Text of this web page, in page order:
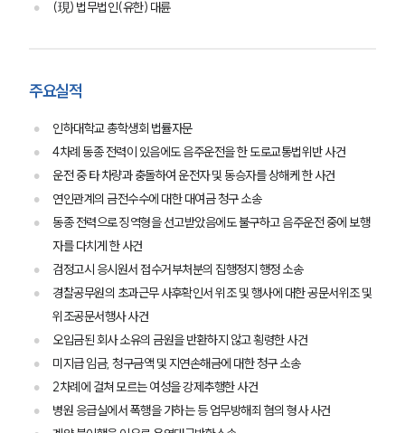
(現) 법무법인(유한) 대륜
주요실적
인하대학교 총학생회 법률자문
4차례 동종 전력이 있음에도 음주운전을 한 도로교통법위반 사건
운전 중 타 차량과 충돌하여 운전자 및 동승자를 상해케 한 사건
연인관계의 금전수수에 대한 대여금 청구 소송
동종 전력으로 징역형을 선고받았음에도 불구하고 음주운전 중에 보행
자를 다치게 한 사건
검정고시 응시원서 접수거부처분의 집행정지 행정 소송
경찰공무원의 초과근무 사후확인서 위조 및 행사에 대한 공문서위조 및
위조공문서행사 사건
오입금된 회사 소유의 금원을 반환하지 않고 횡령한 사건
미지급 임금, 청구금액 및 지연손해금에 대한 청구 소송
2차례에 걸쳐 모르는 여성을 강제추행한 사건
병원 응급실에서 폭행을 가하는 등 업무방해죄 혐의 형사 사건